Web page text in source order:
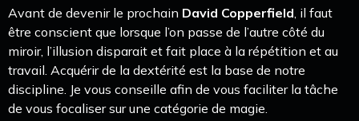
Avant de devenir le prochain David Copperfield, il faut
être conscient que lorsque l’on passe de l’autre côté du
miroir, l’illusion disparait et fait place à la répétition et au
travail. Acquérir de la dextérité est la base de notre
discipline. Je vous conseille afin de vous faciliter la tâche
de vous focaliser sur une catégorie de magie.